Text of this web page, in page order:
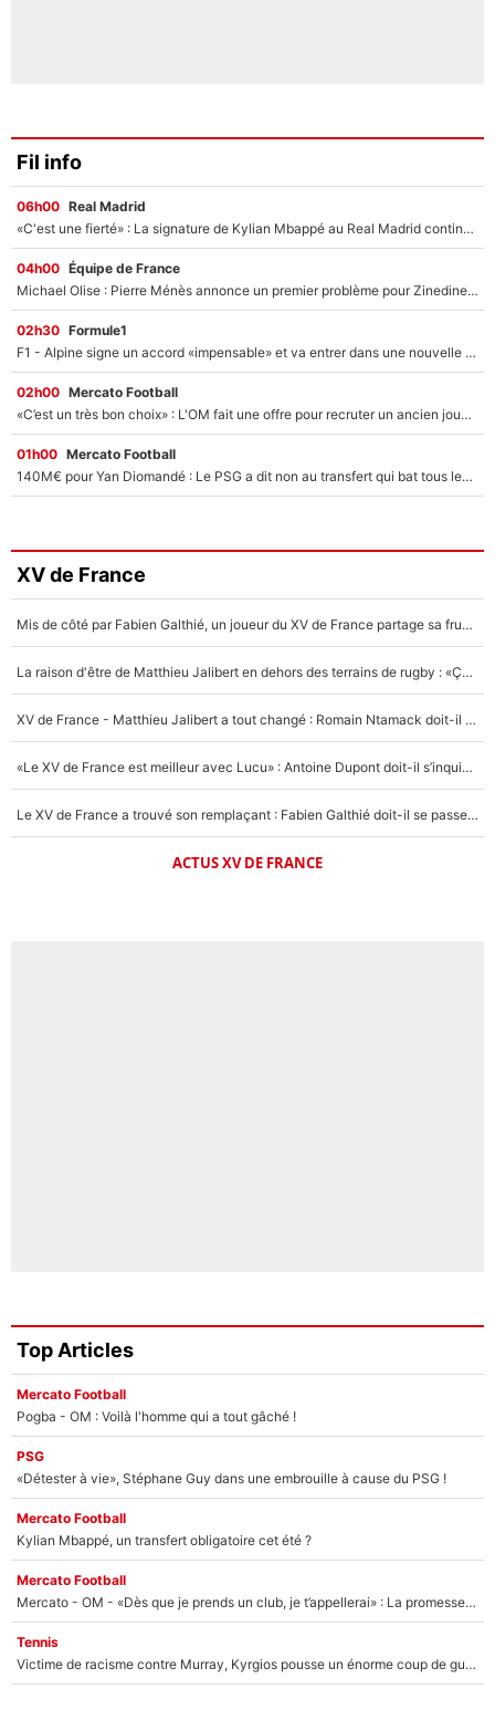
Fil info
06h00 Real Madrid
«C'est une fierté» : La signature de Kylian Mbappé au Real Madrid continue de régaler l'Espagne
04h00 Équipe de France
Michael Olise : Pierre Ménès annonce un premier problème pour Zinedine Zidane en équipe de France
02h30 Formule1
F1 - Alpine signe un accord «impensable» et va entrer dans une nouvelle dimension : Grande nouvelle pour Pierre Gasly !
02h00 Mercato Football
«C’est un très bon choix» : L'OM fait une offre pour recruter un ancien joueur du PSG... et c'est validé dans l'After Foot !
01h00 Mercato Football
140M€ pour Yan Diomandé : Le PSG a dit non au transfert qui bat tous les records sur le mercato
XV de France
Mis de côté par Fabien Galthié, un joueur du XV de France partage sa frustration : «ils ne me l’ont pas dit tout de suite»
La raison d'être de Matthieu Jalibert en dehors des terrains de rugby : «Ça m'atteint autant que si tu touches à un membre de ma famille»
XV de France - Matthieu Jalibert a tout changé : Romain Ntamack doit-il s’inquiéter pour sa place à un an de la Coupe du monde ?
«Le XV de France est meilleur avec Lucu» : Antoine Dupont doit-il s’inquiéter pour sa place ?
Le XV de France a trouvé son remplaçant : Fabien Galthié doit-il se passer d'Antoine Dupont ?
ACTUS XV DE FRANCE
Top Articles
Mercato Football
Pogba - OM : Voilà l'homme qui a tout gâché !
PSG
«Détester à vie», Stéphane Guy dans une embrouille à cause du PSG !
Mercato Football
Kylian Mbappé, un transfert obligatoire cet été ?
Mercato Football
Mercato - OM - «Dès que je prends un club, je t’appellerai» : La promesse de Marcelino au moment de claquer la porte
Tennis
Victime de racisme contre Murray, Kyrgios pousse un énorme coup de gueule !